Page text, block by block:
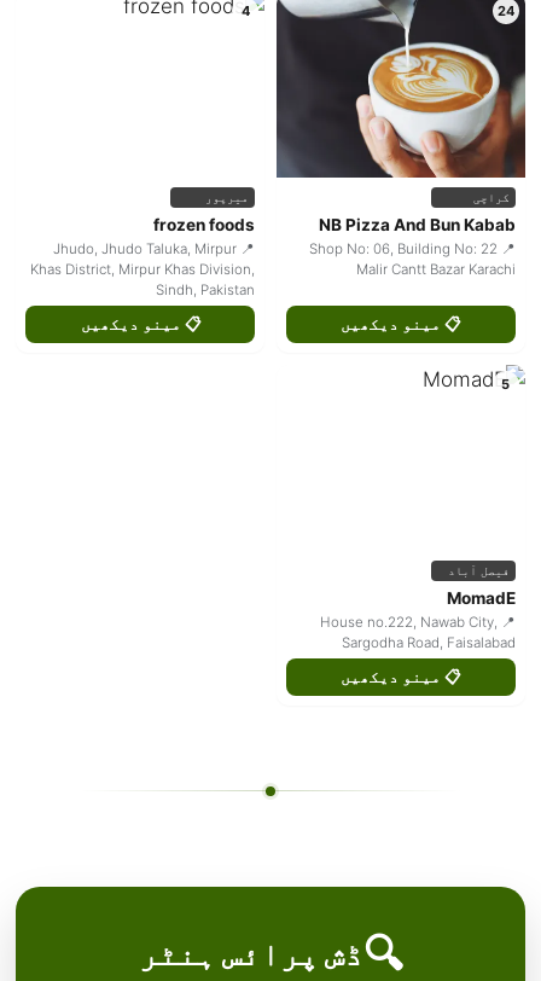
24
کراچی
NB Pizza And Bun Kabab
📍 Shop No: 06, Building No: 22
Malir Cantt Bazar Karachi
📋 مینو دیکھیں
4
میرپور
frozen foods
📍 Jhudo, Jhudo Taluka, Mirpur
Khas District, Mirpur Khas Division,
Sindh, Pakistan
📋 مینو دیکھیں
5
فیصل آباد
MomadE
📍 House no.222, Nawab City,
Sargodha Road, Faisalabad
📋 مینو دیکھیں
🔍ڈش پرائس ہنٹر